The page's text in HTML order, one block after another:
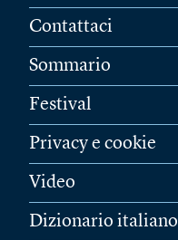
Contattaci
Sommario
Festival
Privacy e cookie
Video
Dizionario italiano